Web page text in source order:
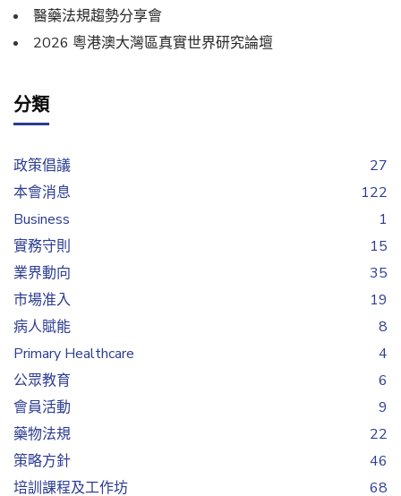
醫藥法規趨勢分享會
2026 粵港澳大灣區真實世界研究論壇
分類
政策倡議
27
本會消息
122
Business
1
實務守則
15
業界動向
35
市場准入
19
病人賦能
8
Primary Healthcare
4
公眾教育
6
會員活動
9
藥物法規
22
策略方針
46
培訓課程及工作坊
68